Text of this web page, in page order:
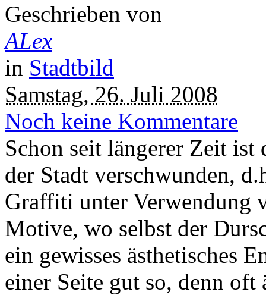
Geschrieben von
ALex
in Stadtbild
Samstag, 26. Juli 2008
Noch keine Kommentare
Schon seit längerer Zeit ist
der Stadt verschwunden,
Graffiti unter Verwendung
Motive, wo selbst der
ein gewisses ästhetisches
einer Seite gut so, denn